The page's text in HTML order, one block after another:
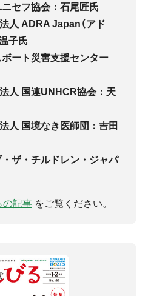
セフ協会：石尾匠氏
人 ADRA Japan（アド
子氏
ート災害支援センター
人 国連UNHCR協会：天
人 国境なき医師団：吉田
ザ・チルドレン・ジャパ
の記事 をご覧ください。